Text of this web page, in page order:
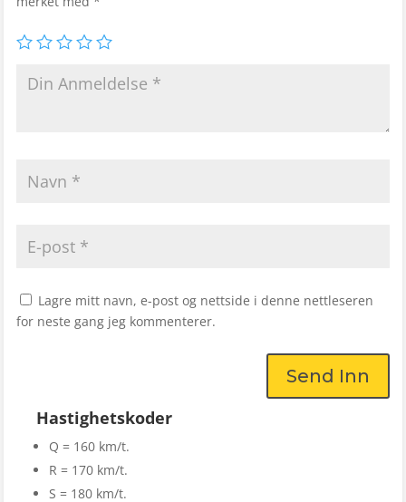
Lagre mitt navn, e-post og nettside i denne nettleseren
for neste gang jeg kommenterer.
Send Inn
Hastighetskoder
Q = 160 km/t.
R = 170 km/t.
S = 180 km/t.